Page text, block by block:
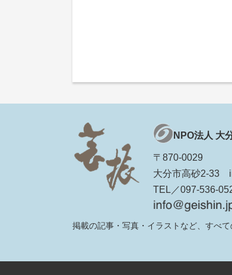
NPO法人 大
〒870-0029
大分市高砂2-33
TEL／097-536-
掲載の記事・写真・イラストなど、すべ